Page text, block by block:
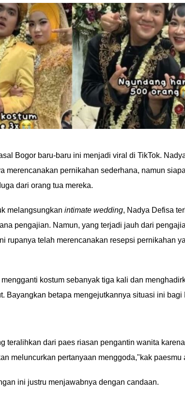
Bogor baru-baru ini menjadi viral di TikTok.
merencanakan pernikahan sederhana, namun
dari orang tua mereka.
melangsungkan intimate wedding, Nadya Defisa
pengajian. Namun, yang terjadi jauh dari
rupanya telah merencanakan resepsi pernikahan
kostum sebanyak tiga kali dan
Bayangkan betapa mengejutkannya situasi ini bagi
teralihkan dari paes riasan pengantin wanita
meluncurkan pertanyaan menggoda,"kak paesmu
ini justru menjawabnya dengan candaan.